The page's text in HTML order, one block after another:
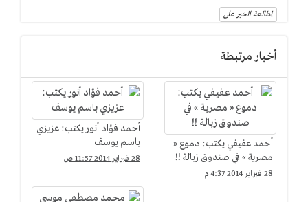
لمطالعة الخبر على
أخبار مرتبطة
أحمد عفيفي يكتب: دموع «
مصرية » في صندوق زبالة !!
28 فبراير 2014 4:37 م
أحمد فؤاد أنور يكتب: عزيزي
باسم يوسف
28 فبراير 2014 11:57 ص